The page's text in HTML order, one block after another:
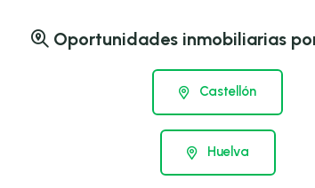
Oportunidades inmobiliarias
Castellón
Huelva